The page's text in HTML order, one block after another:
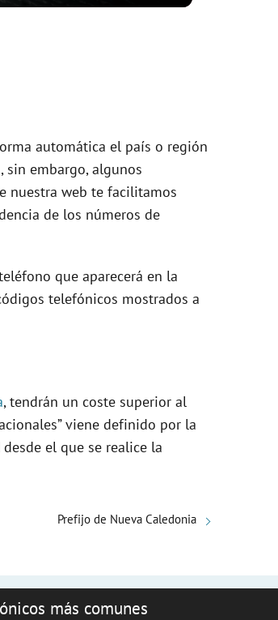
automática el país o región
embargo, algunos
nuestra web te facilitamos
de los números de
que aparecerá en la
telefónicos mostrados a
, tendrán un coste superior al
viene definido por la
el que se realice la
Prefijo de Nueva Caledonia
más comunes